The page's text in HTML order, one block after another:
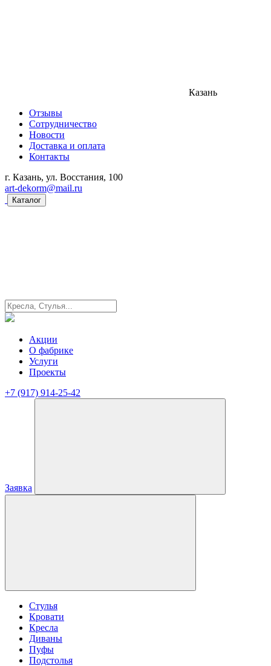
Казань
Отзывы
Сотрудничество
Новости
Доставка и оплата
Контакты
г. Казань, ул. Восстания, 100
art-dekorm@mail.ru
Каталог
Акции
О фабрике
Услуги
Проекты
+7 (917) 914-25-42
Заявка
Стулья
Кровати
Кресла
Диваны
Пуфы
Подстолья